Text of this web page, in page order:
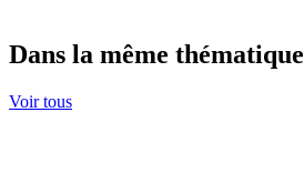
Dans la même thématique
Voir tous